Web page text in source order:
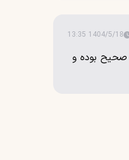
1404/5/18 13:35
صحیح بوده و